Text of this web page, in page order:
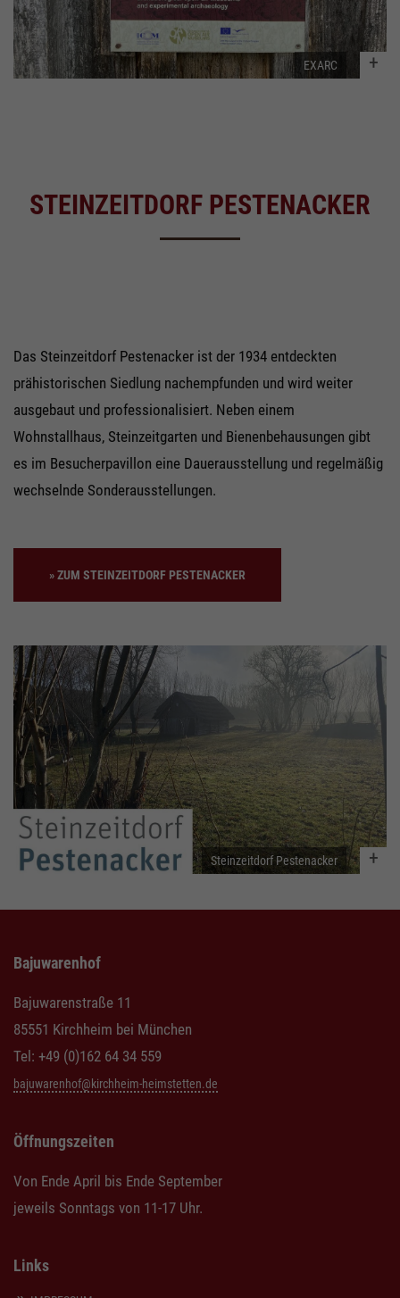
EXARC
STEINZEITDORF PESTENACKER
Das Steinzeitdorf Pestenacker ist der 1934 entdeckten
prähistorischen Siedlung nachempfunden und wird weiter
ausgebaut und professionalisiert. Neben einem
Wohnstallhaus, Steinzeitgarten und Bienenbehausungen gibt
es im Besucherpavillon eine Dauerausstellung und regelmäßig
wechselnde Sonderausstellungen.
ZUM STEINZEITDORF PESTENACKER
Steinzeitdorf Pestenacker
Bajuwarenhof
Bajuwarenstraße 11
85551 Kirchheim bei München
Tel: +49 (0)162 64 34 559
bajuwarenhof@kirchheim-heimstetten.de
Öffnungszeiten
Von Ende April bis Ende September
jeweils Sonntags von 11-17 Uhr.
Links